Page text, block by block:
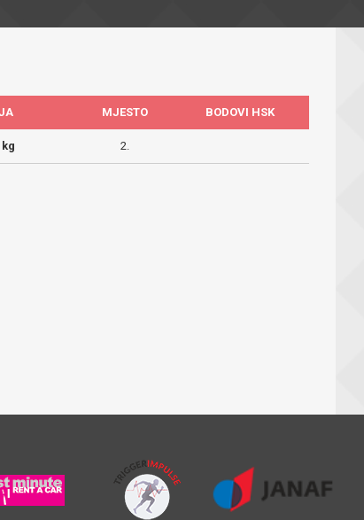
MJESTO BODOVI HSK
2.